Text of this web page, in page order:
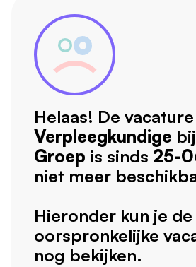
Helaas! De vacature
Verpleegkundige bij
Groep is sinds 25-
niet meer
Hieronder kun je de
oorspronkelijke
nog bekijken.